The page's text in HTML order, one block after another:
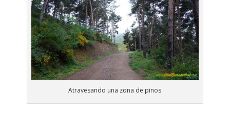
Atravesando una zona de pinos